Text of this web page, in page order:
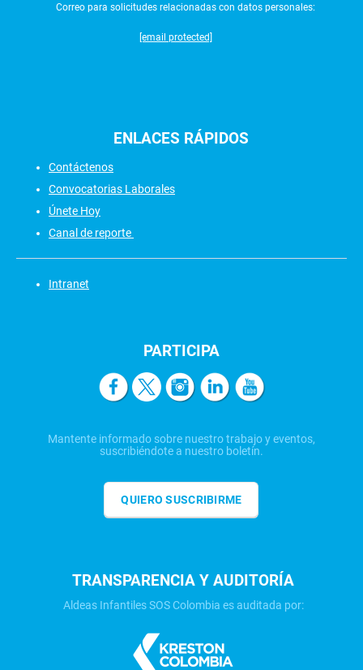
Correo para solicitudes relacionadas con datos personales:
[email protected]
ENLACES RÁPIDOS
Contáctenos
Convocatorias Laborales
Únete Hoy
Canal de reporte
Intranet
PARTICIPA
Mantente informado sobre nuestro trabajo y eventos,
suscribiéndote a nuestro boletín.
QUIERO SUSCRIBIRME
TRANSPARENCIA Y AUDITORÍA
Aldeas Infantiles SOS Colombia es auditada por: